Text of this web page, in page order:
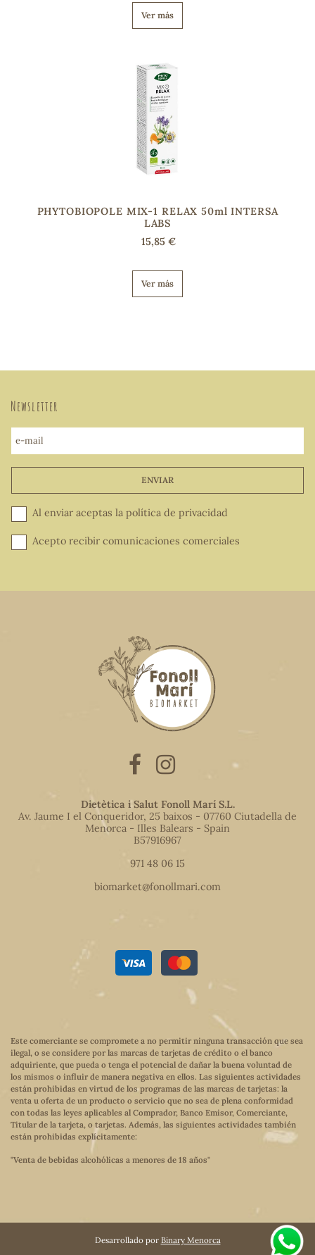
Ver más
PHYTOBIOPOLE MIX-1 RELAX 50ml INTERSA
LABS
15,85 €
Ver más
Newsletter
e-mail
ENVIAR
Al enviar aceptas la política de privacidad
Acepto recibir comunicaciones comerciales
Dietètica i Salut Fonoll Marí S.L.
Av. Jaume I el Conqueridor, 25 baixos - 07760 Ciutadella de
Menorca - Illes Balears - Spain
B57916967
971 48 06 15
biomarket@fonollmari.com
Este comerciante se compromete a no permitir ninguna transacción que sea
ilegal, o se considere por las marcas de tarjetas de crédito o el banco
adquiriente, que pueda o tenga el potencial de dañar la buena voluntad de
los mismos o influir de manera negativa en ellos. Las siguientes actividades
están prohibidas en virtud de los programas de las marcas de tarjetas: la
venta u oferta de un producto o servicio que no sea de plena conformidad
con todas las leyes aplicables al Comprador, Banco Emisor, Comerciante,
Titular de la tarjeta, o tarjetas. Además, las siguientes actividades también
están prohibidas explícitamente:
"Venta de bebidas alcohólicas a menores de 18 años"
Desarrollado por Binary Menorca